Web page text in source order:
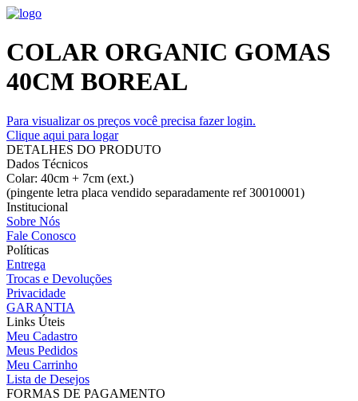
COLAR ORGANIC GOMAS
40CM BOREAL
Para visualizar os preços você precisa fazer login.
Clique aqui para logar
DETALHES DO PRODUTO
Dados Técnicos
Colar: 40cm + 7cm (ext.)
(pingente letra placa vendido separadamente ref 30010001)
Institucional
Sobre Nós
Fale Conosco
Políticas
Entrega
Trocas e Devoluções
Privacidade
GARANTIA
Links Úteis
Meu Cadastro
Meus Pedidos
Meu Carrinho
Lista de Desejos
FORMAS DE PAGAMENTO